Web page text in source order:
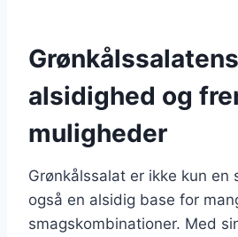
Grønkålssalatens
alsidighed og
muligheder
Grønkålssalat er ikke kun en
også en alsidig base for
smagskombinationer. Med